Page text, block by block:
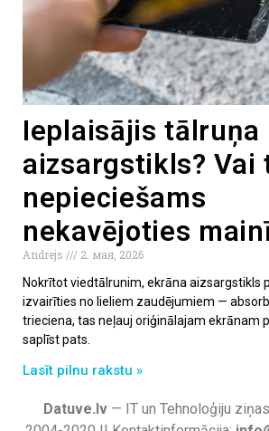
Ieplaisājis tālruņa
aizsargstikls? Vai
nepieciešams
nekavējoties
Andrejs
2. мая, 2026
Nokrītot viedtālrunim, ekrāna aizsargstikls
izvairīties no lieliem zaudējumiem —
trieciena, tas neļauj oriģinālajam ekrānam
saplīst pats.
Lasīt pilnu rakstu »
Datuve.lv— IT un Tehnoloģiju